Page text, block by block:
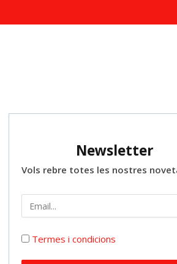
Newsletter
Vols rebre totes les nostres
Termes i condicions